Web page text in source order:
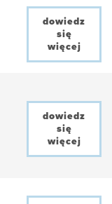
dowiedz
się
więcej
dowiedz
się
więcej